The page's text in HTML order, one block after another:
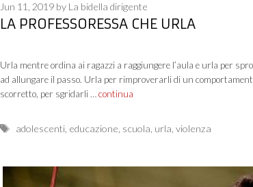
LA PROFESSORESSA CHE URLA
Jun 11, 2019 by La bidella dirigente
Urla mentre ordina ai ragazzi a raggiungere l’aula e urla per
ad allungare il passo. Urla per rimproverarli di un
scorretto, per sgridarli … continua
Tags
adolescenti, educazione scuola urla violenza